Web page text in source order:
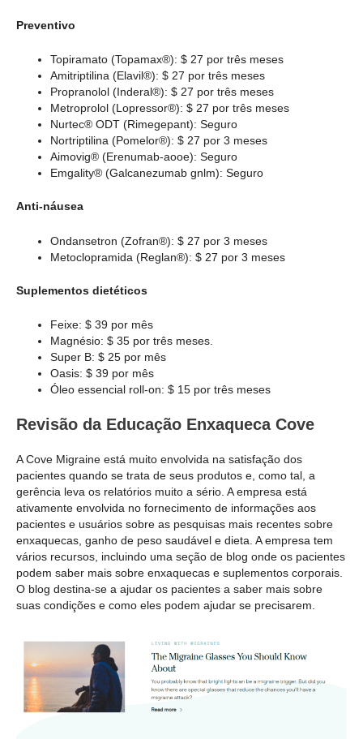
Preventivo
Topiramato (Topamax®): $ 27 por três meses
Amitriptilina (Elavil®): $ 27 por três meses
Propranolol (Inderal®): $ 27 por três meses
Metroprolol (Lopressor®): $ 27 por três meses
Nurtec® ODT (Rimegepant): Seguro
Nortriptilina (Pomelor®): $ 27 por 3 meses
Aimovig® (Erenumab-aooe): Seguro
Emgality® (Galcanezumab gnlm): Seguro
Anti-náusea
Ondansetron (Zofran®): $ 27 por 3 meses
Metoclopramida (Reglan®): $ 27 por 3 meses
Suplementos dietéticos
Feixe: $ 39 por mês
Magnésio: $ 35 por três meses.
Super B: $ 25 por mês
Oasis: $ 39 por mês
Óleo essencial roll-on: $ 15 por três meses
Revisão da Educação Enxaqueca Cove
A Cove Migraine está muito envolvida na satisfação dos
pacientes quando se trata de seus produtos e, como tal, a
gerência leva os relatórios muito a sério. A empresa está
ativamente envolvida no fornecimento de informações aos
pacientes e usuários sobre as pesquisas mais recentes sobre
enxaquecas, ganho de peso saudável e dieta. A empresa tem
vários recursos, incluindo uma seção de blog onde os pacientes
podem saber mais sobre enxaquecas e suplementos corporais.
O blog destina-se a ajudar os pacientes a saber mais sobre
suas condições e como eles podem ajudar se precisarem.